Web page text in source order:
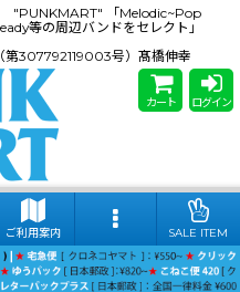
"PUNKMART" 「Melodic~Pop
等の周辺バンドをセレクト」
第307792119003号）髙橋伸幸
カート ログイン
ご利用案内 SALE ITEM